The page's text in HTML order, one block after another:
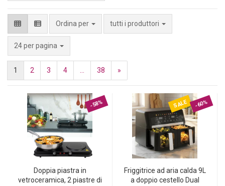
Ordina per tutti i produttori
24 per pagina
1 2 3 4 38 »
-58%
Doppia piastra in
vetroceramica, 2 piastre di
SALE -60%
Friggitrice ad aria calda 9L
a doppio cestello Dual